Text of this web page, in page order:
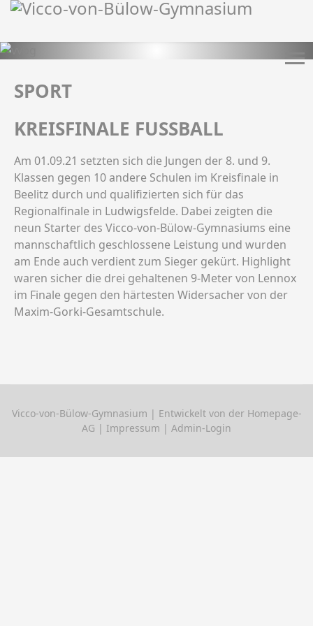
SPORT
KREISFINALE FUSSBALL
Am 01.09.21 setzten sich die Jungen der 8. und 9.
Klassen gegen 10 andere Schulen im Kreisfinale in
Beelitz durch und qualifizierten sich für das
Regionalfinale in Ludwigsfelde. Dabei zeigten die
neun Starter des Vicco-von-Bülow-Gymnasiums eine
mannschaftlich geschlossene Leistung und wurden
am Ende auch verdient zum Sieger gekürt. Highlight
waren sicher die drei gehaltenen 9-Meter von Lennox
im Finale gegen den härtesten Widersacher von der
Maxim-Gorki-Gesamtschule.
Vicco-von-Bülow-Gymnasium | Entwickelt von der Homepage-
AG | Impressum | Admin-Login